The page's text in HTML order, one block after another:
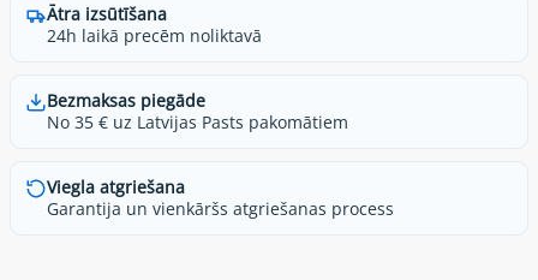
Ātra izsūtīšana
24h laikā precēm noliktavā
Bezmaksas piegāde
No 35 € uz Latvijas Pasts pakomātiem
Viegla atgriešana
Garantija un vienkāršs atgriešanas process